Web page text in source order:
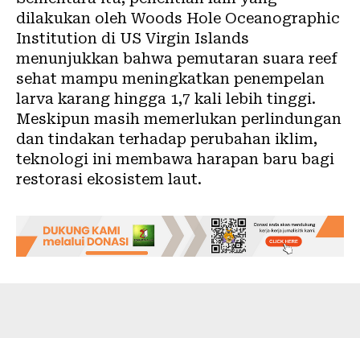
dilakukan oleh Woods Hole Oceanographic
Institution di US Virgin Islands
menunjukkan bahwa pemutaran suara reef
sehat mampu meningkatkan penempelan
larva karang hingga 1,7 kali lebih tinggi.
Meskipun masih memerlukan perlindungan
dan tindakan terhadap perubahan iklim,
teknologi ini membawa harapan baru bagi
restorasi ekosistem laut.